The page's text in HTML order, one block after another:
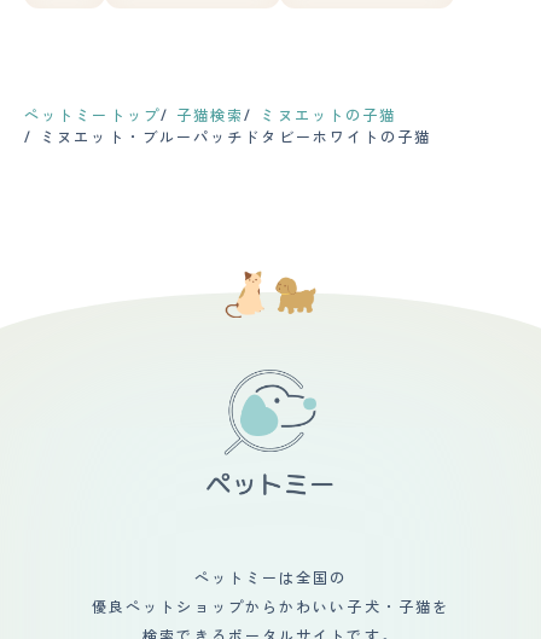
ペットミートップ 子猫検索
ミヌエットの子猫
ミヌエット・ブルーパッチドタビーホワイトの子猫
ペットミーは全国の
優良ペットショップからかわいい子犬・子猫を